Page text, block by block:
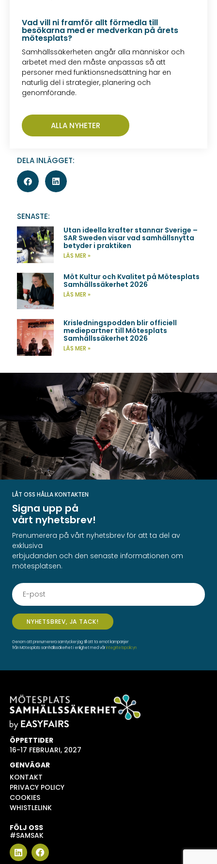
Vad vill ni framför allt förmedla till
besökarna med er medverkan på årets
mötesplats?
Samhällssäkerheten angår alla människor och
arbetet med den måste anpassas så att
personer med funktionsnedsättning har en
naturlig del i strategier, planering och
genomförande.
ALLA NYHETER
DELA INLÄGGET:
SENASTE:
Utan ideella krafter stannar Sverige –
SAR Sweden visar vad samhällsnytta
betyder i praktiken
LÄS MER »
Möt Kultur och Kvalitet på Mötesplats
Samhällssäkerhet 2026
LÄS MER »
Krisledningspodden blir officiell
mediepartner till Mötesplats
Samhällssäkerhet 2026
LÄS MER »
LÅT OSS HÅLLA KONTAKTEN
Signa upp på
vårt nyhetsbrev!
Prenumerera på vårt nyhetsbrev för att ta del av
exklusiva
erbjudanden och den senaste informationen om
mötesplatsen.
NYHETSBREV, JA TACK!
Genom att prenumerera samtycker jag till att ta emot kampanjer
från Mötesplats samhällssäkerhet i enlighet med vårintegritetspolicyn
ÖPPETTIDER
16-17 FEBRUARI, 2027
GENVÄGAR
KONTAKT
PRIVACY POLICY
COOKIES
WHISTLELINK
FÖLJ OSS
#SAMSAK